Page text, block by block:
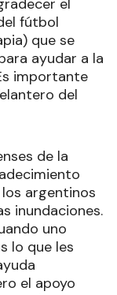
fútbol
que se
ayudar a la
importante
del
de la
argentinos
inundaciones.
uno
lo que les
el apoyo